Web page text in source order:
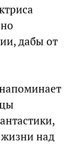
дабы от
жизни над